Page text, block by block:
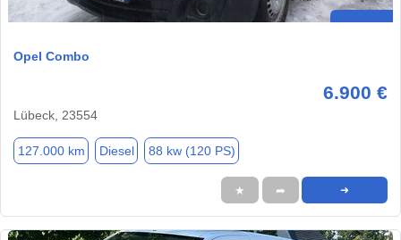
Opel Combo
6.900 €
Lübeck, 23554
127.000 km Diesel 88 kw (120 PS)
★ ➦ ➜